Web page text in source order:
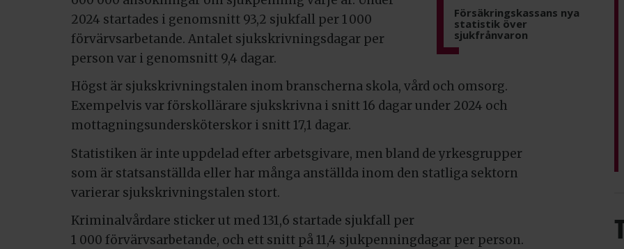
Försäkringskassans nya
statistik över
sjukfrånvaron
2024 startades i genomsnitt 93,2 sjukfall per 1 000
förvärvsarbetande. Antalet sjukskrivningsdagar per
person var i genomsnitt 9,4 dagar.
Högst är sjukskrivningstalen inom branscherna skola, vård och omsorg.
Exempelvis var förskollärare sjukskrivna i snitt 16 dagar under 2024 och
mottagningsundersköterskor i snitt 17,1 dagar.
Statistiken är inte uppdelad efter arbetsgivare, men bland de yrkesgrupper
som är statsanställda eller har många anställda inom den statliga sektorn
varierar sjukskrivningstalen stort.
Kriminalvårdare sticker ut med 131,6 startade sjukfall per
1 000 förvärvsarbetande, och ett snitt på 11,4 sjukpenningdagar per person.